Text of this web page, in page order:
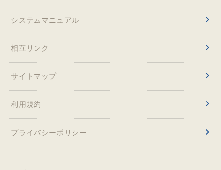
システムマニュアル
相互リンク
サイトマップ
利用規約
プライバシーポリシー